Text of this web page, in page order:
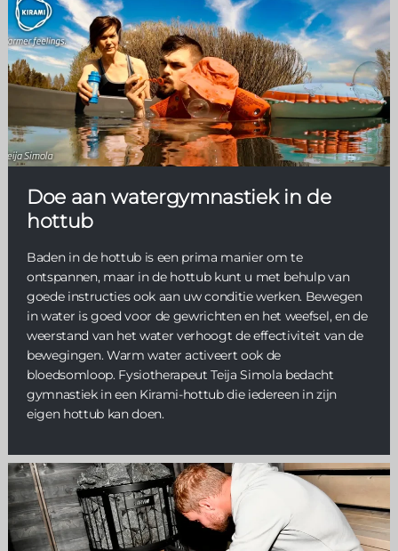
Doe aan watergymnastiek in de
hottub
Baden in de hottub is een prima manier om te
ontspannen, maar in de hottub kunt u met behulp van
goede instructies ook aan uw conditie werken. Bewegen
in water is goed voor de gewrichten en het weefsel, en de
weerstand van het water verhoogt de effectiviteit van de
bewegingen. Warm water activeert ook de
bloedsomloop. Fysiotherapeut Teija Simola bedacht
gymnastiek in een Kirami-hottub die iedereen in zijn
eigen hottub kan doen.